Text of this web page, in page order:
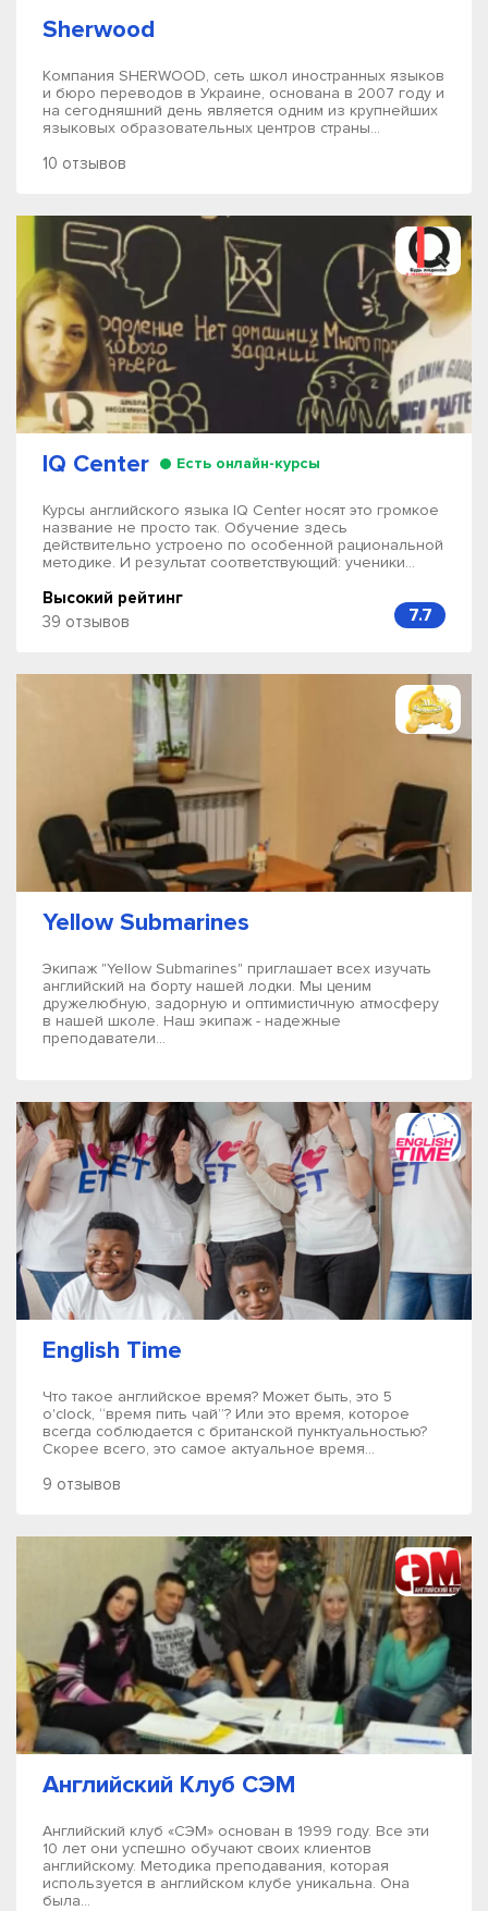
Sherwood
Компания SHERWOOD, сеть школ иностранных языков
и бюро переводов в Украине, основана в 2007 году и
на сегодняшний день является одним из крупнейших
языковых образовательных центров страны...
10 отзывов
IQ Center Есть онлайн-курсы
Курсы английского языка IQ Center носят это громкое
название не просто так. Обучение здесь
действительно устроено по особенной рациональной
методике. И результат соответствующий: ученики...
Высокий рейтинг
39 отзывов
7.7
Yellow Submarines
Экипаж "Yellow Submarines" приглашает всех изучать
английский на борту нашей лодки. Мы ценим
дружелюбную, задорную и оптимистичную атмосферу
в нашей школе. Наш экипаж - надежные
преподаватели...
English Time
Что такое английское время? Может быть, это 5
o'clock, “время пить чай”? Или это время, которое
всегда соблюдается с британской пунктуальностью?
Скорее всего, это самое актуальное время...
9 отзывов
Английский Клуб СЭМ
Английский клуб «СЭМ» основан в 1999 году. Все эти
10 лет они успешно обучают своих клиентов
английскому. Методика преподавания, которая
используется в английском клубе уникальна. Она
была...